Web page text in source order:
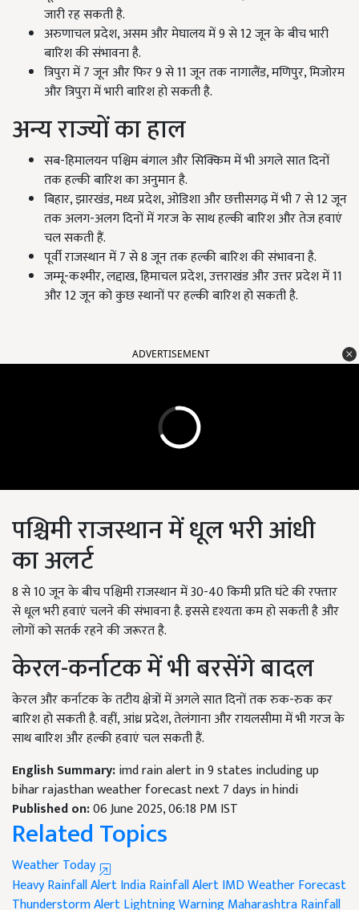
जारी रह सकती है.
अरुणाचल प्रदेश, असम और मेघालय में 9 से 12 जून के बीच भारी
बारिश की संभावना है.
त्रिपुरा में 7 जून और फिर 9 से 11 जून तक नागालैंड, मणिपुर, मिजोरम
और त्रिपुरा में भारी बारिश हो सकती है.
अन्य राज्यों का हाल
सब-हिमालयन पश्चिम बंगाल और सिक्किम में भी अगले सात दिनों
तक हल्की बारिश का अनुमान है.
बिहार, झारखंड, मध्य प्रदेश, ओडिशा और छत्तीसगढ़ में भी 7 से 12 जून
तक अलग-अलग दिनों में गरज के साथ हल्की बारिश और तेज हवाएं
चल सकती हैं.
पूर्वी राजस्थान में 7 से 8 जून तक हल्की बारिश की संभावना है.
जम्मू-कश्मीर, लद्दाख, हिमाचल प्रदेश, उत्तराखंड और उत्तर प्रदेश में 11
और 12 जून को कुछ स्थानों पर हल्की बारिश हो सकती है.
ADVERTISEMENT
पश्चिमी राजस्थान में धूल भरी आंधी
का अलर्ट
8 से 10 जून के बीच पश्चिमी राजस्थान में 30-40 किमी प्रति घंटे की रफ्तार
से धूल भरी हवाएं चलने की संभावना है. इससे दृश्यता कम हो सकती है और
लोगों को सतर्क रहने की जरूरत है.
केरल-कर्नाटक में भी बरसेंगे बादल
केरल और कर्नाटक के तटीय क्षेत्रों में अगले सात दिनों तक रुक-रुक कर
बारिश हो सकती है. वहीं, आंध्र प्रदेश, तेलंगाना और रायलसीमा में भी गरज के
साथ बारिश और हल्की हवाएं चल सकती हैं.
English Summary:imd rain alert in 9 states including up
bihar rajasthan weather forecast next 7 days in hindi
Published on:06 June 2025, 06:18 PM IST
Related Topics
Weather Today
Heavy Rainfall Alert IndiaRainfall AlertIMD Weather Forecast
Thunderstorm AlertLightning WarningMaharashtra Rainfall